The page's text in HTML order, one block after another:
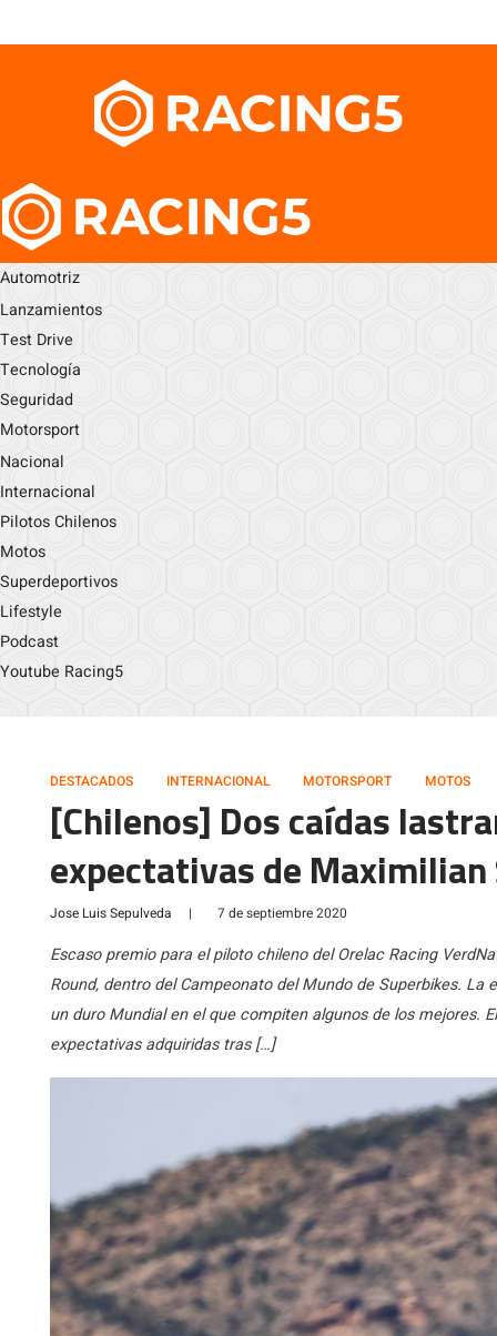
Automotriz
Lanzamientos
Test Drive
Tecnología
Seguridad
Motorsport
Nacional
Internacional
Pilotos Chilenos
Motos
Superdeportivos
Lifestyle
Podcast
Youtube Racing5
DESTACADOS INTERNACIONAL MOTORSPORT MOTOS
[Chilenos] Dos caídas
expectativas de Maximilian
Jose Luis Sepulveda | 7 de septiembre 2020
Escaso premio para el piloto chileno del Orelac Racing
Round, dentro del Campeonato del Mundo de Superbikes.
un duro Mundial en el que compiten algunos de los mejores.
expectativas adquiridas tras […]